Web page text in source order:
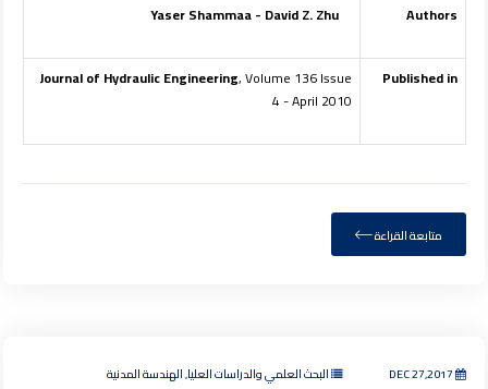
Authors
Yaser Shammaa - David Z. Zhu
Published in
Journal of Hydraulic Engineering, Volume 136 Issue
4 - April 2010
متابعة القراءة
البحث العلمي والدراسات العليا, الهندسة المدنية